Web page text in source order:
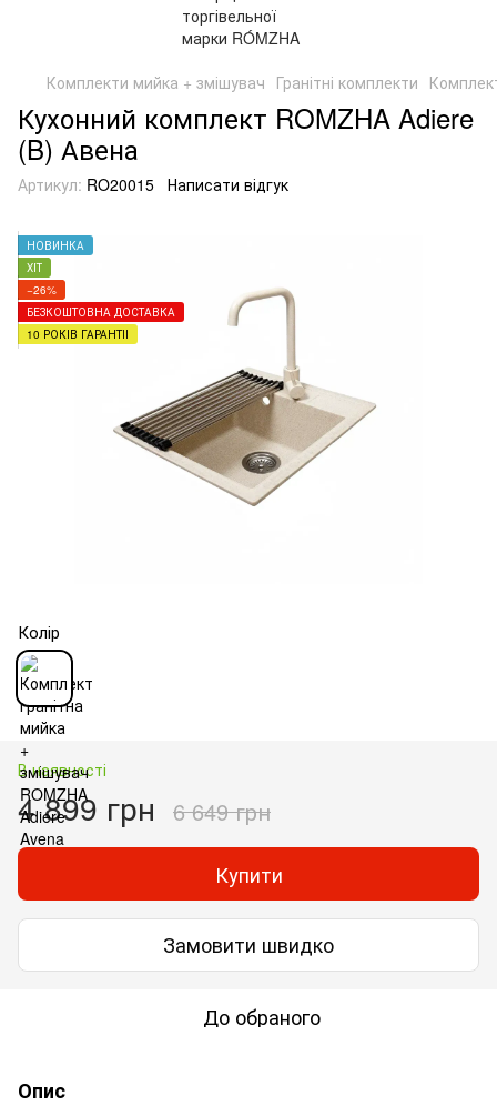
Комплекти мийка + змішувач Гранітні комплекти
Кухонний комплект ROMZHA Adiere
(B) Авена
Артикул: RO20015 Написати відгук
НОВИНКА
ХІТ
−26%
БЕЗКОШТОВНА ДОСТАВКА
10 РОКІВ ГАРАНТІЇ
Колір
В наявності
4 899 грн 6 649 грн
Купити
Замовити швидко
До обраного
Опис